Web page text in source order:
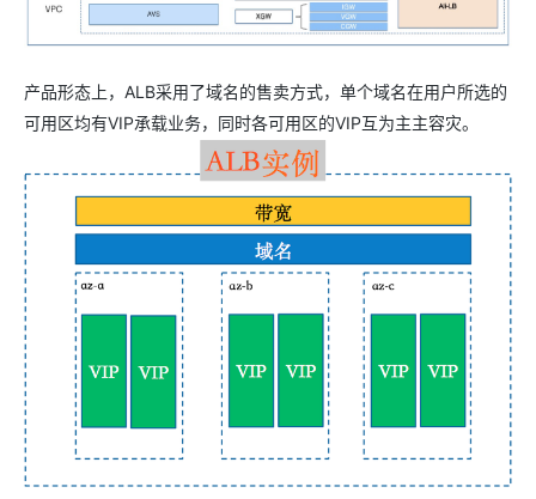
产品形态上，ALB采用了域名的售卖方式，单个域名在用户所选的
可用区均有VIP承载业务，同时各可用区的VIP互为主主容灾。